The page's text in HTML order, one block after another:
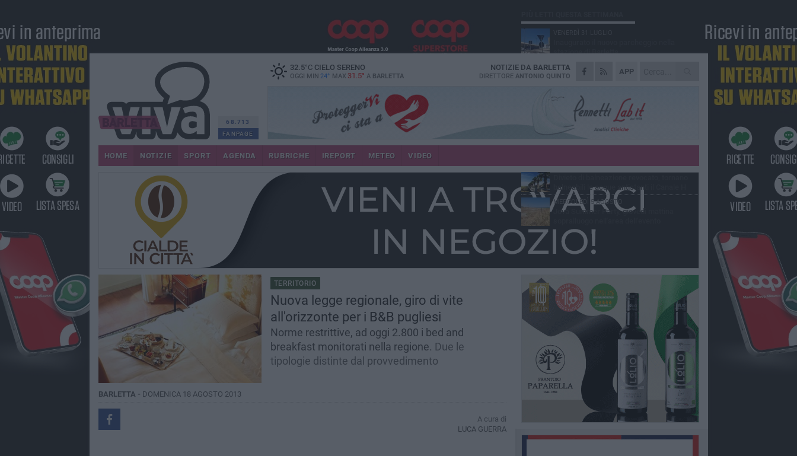
68.713
FANPAGE
32.5°CCIELO SERENO
OGGI MIN 24° MAX 31.5° A BARLETTA
APP
NOTIZIE DA BARLETTA
DIRETTORE ANTONIO QUINTO
HOME NOTIZIE SPORT AGENDA RUBRICHE IREPORT METEO VIDEO
TERRITORIO
Nuova legge regionale, giro di vite
all'orizzonte per i B&B pugliesi
Norme restrittive, ad oggi 2.800 i bed and
breakfast monitorati nella regione. Due le
tipologie distinte dal provvedimento
BARLETTA - DOMENICA 18 AGOSTO 2013
A cura di
LUCA GUERRA
stazione di Barletta
MERCOLEDÌ 5 AGOSTO
Barletta piange Gioacchino Dagnello:
GIOVEDÌ 30 LUGLIO
Rapina all'Ipercoop di Barletta: nel mirino la
gioielleria, banditi in fuga
DOMENICA 2 AGOSTO
Beni confiscati alla mafia. Nasce il servizio
VENERDÌ 31 LUGLIO
balneabili le acque antistanti il Canale H
MERCOLEDÌ 5 AGOSTO
Jova Summer Party, giovedì mattina